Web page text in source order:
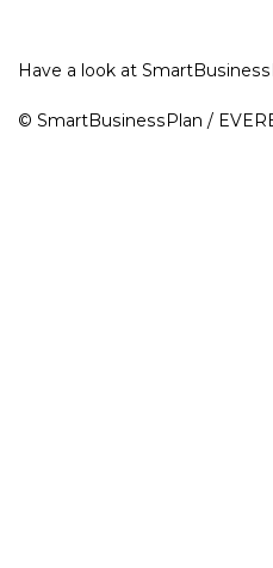
© SmartBusinessPlan /
Have a look at